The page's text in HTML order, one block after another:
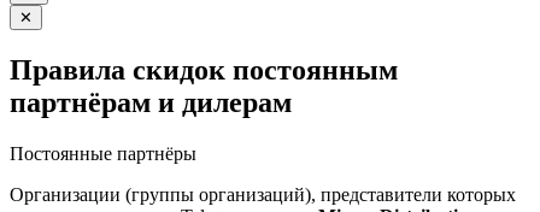
✕
Правила скидок постоянным
партнёрам и дилерам
Постоянные партнёры
Организации (группы организаций), представители которых